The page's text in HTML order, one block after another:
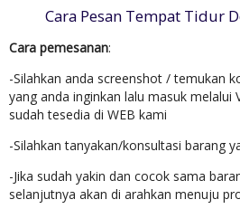
Cara Pesan Tempat Tidur
Cara pemesanan:
-Silahkan anda screenshot / temukan
yang anda inginkan lalu masuk melalui
sudah tesedia di WEB kami
-Silahkan tanyakan/konsultasi barang
-Jika sudah yakin dan cocok sama
selanjutnya akan di arahkan menuju